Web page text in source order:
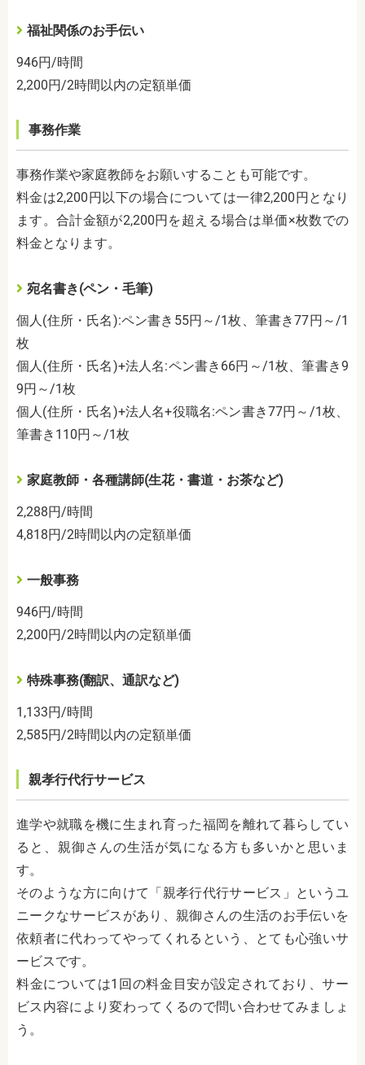
福祉関係のお手伝い
946円/時間
2,200円/2時間以内の定額単価
事務作業
事務作業や家庭教師をお願いすることも可能です。
料金は2,200円以下の場合については一律2,200円となり
ます。合計金額が2,200円を超える場合は単価×枚数での
料金となります。
宛名書き(ペン・毛筆)
個人(住所・氏名):ペン書き 55円～/1枚、筆書き77円～/1
枚
個人(住所・氏名)+法人名:ペン書き 66円～/1枚、筆書き9
9円～/1枚
個人(住所・氏名)+法人名+役職名:ペン書き77円～ /1枚、
筆書き 110円～/1枚
家庭教師・各種講師(生花・書道・お茶など)
2,288円/時間
4,818円/2時間以内の定額単価
一般事務
946円/時間
2,200円/2時間以内の定額単価
特殊事務(翻訳、通訳など)
1,133円/時間
2,585円/2時間以内の定額単価
親孝行代行サービス
進学や就職を機に生まれ育った福岡を離れて暮らしてい
ると、親御さんの生活が気になる方も多いかと思いま
す。
そのような方に向けて「親孝行代行サービス」というユ
ニークなサービスがあり、親御さんの生活のお手伝いを
依頼者に代わってやってくれるという、とても心強いサ
ービスです。
料金については1 回の料金目安が設定されており、サー
ビス内容により変わってくるので問い合わせてみましょ
う。